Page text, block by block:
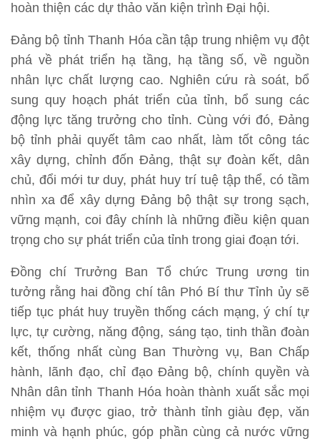
hoàn thiện các dự thảo văn kiện trình Đại hội.
Đảng bộ tỉnh Thanh Hóa cần tập trung nhiệm vụ đột
phá về phát triển hạ tầng, hạ tầng số, về nguồn
nhân lực chất lượng cao. Nghiên cứu rà soát, bổ
sung quy hoạch phát triển của tỉnh, bổ sung các
động lực tăng trưởng cho tỉnh. Cùng với đó, Đảng
bộ tỉnh phải quyết tâm cao nhất, làm tốt công tác
xây dựng, chỉnh đốn Đảng, thật sự đoàn kết, dân
chủ, đổi mới tư duy, phát huy trí tuệ tập thể, có tầm
nhìn xa để xây dựng Đảng bộ thật sự trong sạch,
vững mạnh, coi đây chính là những điều kiện quan
trọng cho sự phát triển của tỉnh trong giai đoạn tới.
Đồng chí Trưởng Ban Tổ chức Trung ương tin
tưởng rằng hai đồng chí tân Phó Bí thư Tỉnh ủy sẽ
tiếp tục phát huy truyền thống cách mạng, ý chí tự
lực, tự cường, năng động, sáng tạo, tinh thần đoàn
kết, thống nhất cùng Ban Thường vụ, Ban Chấp
hành, lãnh đạo, chỉ đạo Đảng bộ, chính quyền và
Nhân dân tỉnh Thanh Hóa hoàn thành xuất sắc mọi
nhiệm vụ được giao, trở thành tỉnh giàu đẹp, văn
minh và hạnh phúc, góp phần cùng cả nước vững